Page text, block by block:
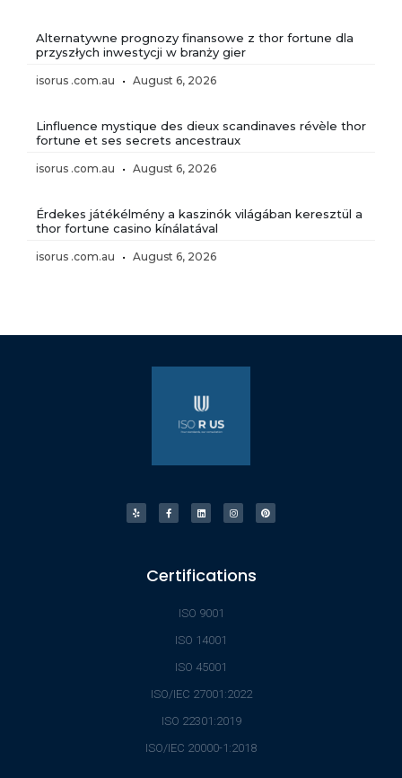
Alternatywne prognozy finansowe z thor fortune dla
przyszłych inwestycji w branży gier
isorus .com.au August 6, 2026
Linfluence mystique des dieux scandinaves révèle thor
fortune et ses secrets ancestraux
isorus .com.au August 6, 2026
Érdekes játékélmény a kaszinók világában keresztül a
thor fortune casino kínálatával
isorus .com.au August 6, 2026
Certifications
ISO 9001
ISO 14001
ISO 45001
ISO/IEC 27001:2022
ISO 22301:2019
ISO/IEC 20000-1:2018